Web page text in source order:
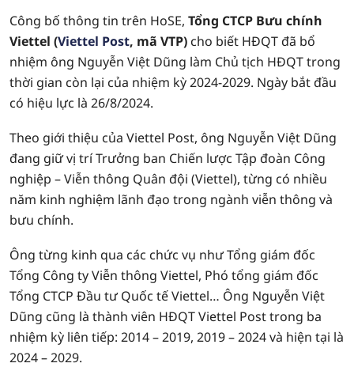
Công bố thông tin trên HoSE, Tổng CTCP Bưu chính
Viettel (Viettel Post, mã VTP) cho biết HĐQT đã bổ
nhiệm ông Nguyễn Việt Dũng làm Chủ tịch HĐQT trong
thời gian còn lại của nhiệm kỳ 2024-2029. Ngày bắt đầu
có hiệu lực là 26/8/2024.
Theo giới thiệu của Viettel Post, ông Nguyễn Việt Dũng
đang giữ vị trí Trưởng ban Chiến lược Tập đoàn Công
nghiệp – Viễn thông Quân đội (Viettel), từng có nhiều
năm kinh nghiệm lãnh đạo trong ngành viễn thông và
bưu chính.
Ông từng kinh qua các chức vụ như Tổng giám đốc
Tổng Công ty Viễn thông Viettel, Phó tổng giám đốc
Tổng CTCP Đầu tư Quốc tế Viettel… Ông Nguyễn Việt
Dũng cũng là thành viên HĐQT Viettel Post trong ba
nhiệm kỳ liên tiếp: 2014 – 2019, 2019 – 2024 và hiện tại là
2024 – 2029.